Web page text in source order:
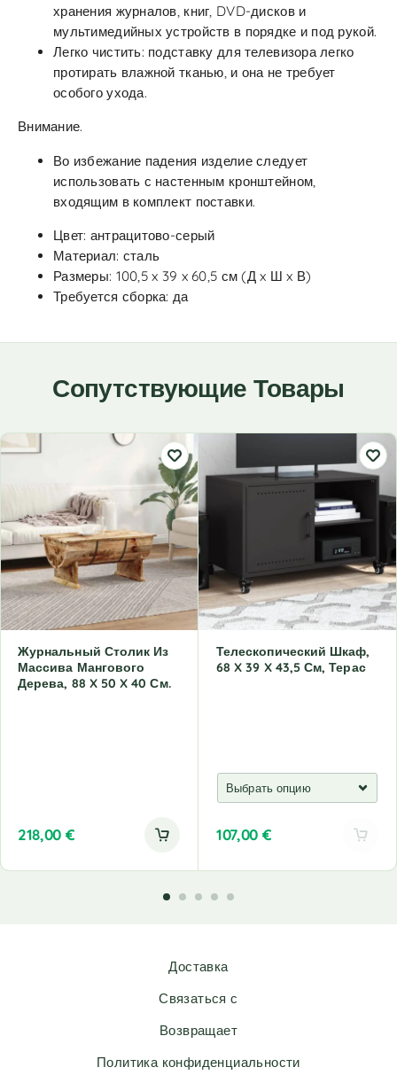
хранения журналов, книг, DVD-дисков и
мультимедийных устройств в порядке и под рукой.
Легко чистить: подставку для телевизора легко
протирать влажной тканью, и она не требует
особого ухода.
Внимание.
Во избежание падения изделие следует
использовать с настенным кронштейном,
входящим в комплект поставки.
Цвет: антрацитово-серый
Материал: сталь
Размеры: 100,5 x 39 x 60,5 см (Д x Ш x В)
Требуется сборка: да
Сопутствующие Товары
Журнальный Столик Из
Массива Мангового
Дерева, 88 X 50 X 40 См.
218,00 €
Телескопический Шкаф,
68 X 39 X 43,5 См, Терас
107,00 €
t
a
v
:
Доставка
Связаться с
Возвращает
Политика конфиденциальности